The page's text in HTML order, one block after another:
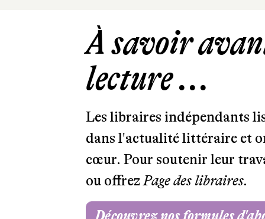
À savoir
lecture ...
Les libraires indépendants
dans l'actualité littéraire et
cœur. Pour soutenir leur
ou offrezPage des libraires.